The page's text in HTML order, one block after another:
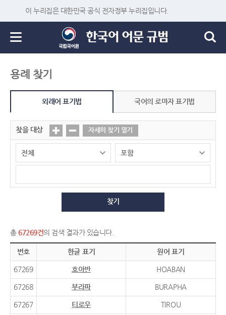
이 누리집은 대한민국 공식 전자정부 누리집입니다.
용례 찾기
외래어 표기법 국어의 로마자 표기법
찾을 대상 자세히 찾기 열기
찾기
총 67269건의 검색 결과가 있습니다.
번호 한글 표기 원어 표기
67269 호아반 HOABAN
67268 부라파 BURAPHA
67267 티로우 TIROU